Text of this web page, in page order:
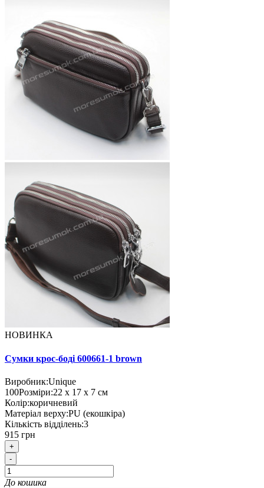
НОВИНКА
Сумки крос-боді 600661-1 brown
Виробник:Unique
100Розміри:22 х 17 х 7 см
Колір:коричневий
Матеріал верху:PU (екошкіра)
Кількість відділень:3
915 грн
+
-
До кошика